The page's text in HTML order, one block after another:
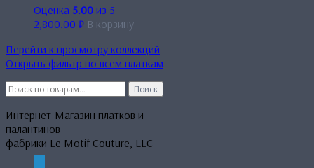
Оценка 5.00 из 5
2,800.00 ₽ В корзину
Перейти к просмотру коллекций
Открыть фильтр по всем платкам
Искать:
Поиск
Интернет-Магазин платков и
палантинов
фабрики Le Motif Couture, LLC